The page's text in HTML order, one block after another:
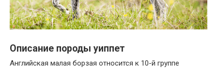
Описание породы уиппет
Английская малая борзая относится к 10-й группе